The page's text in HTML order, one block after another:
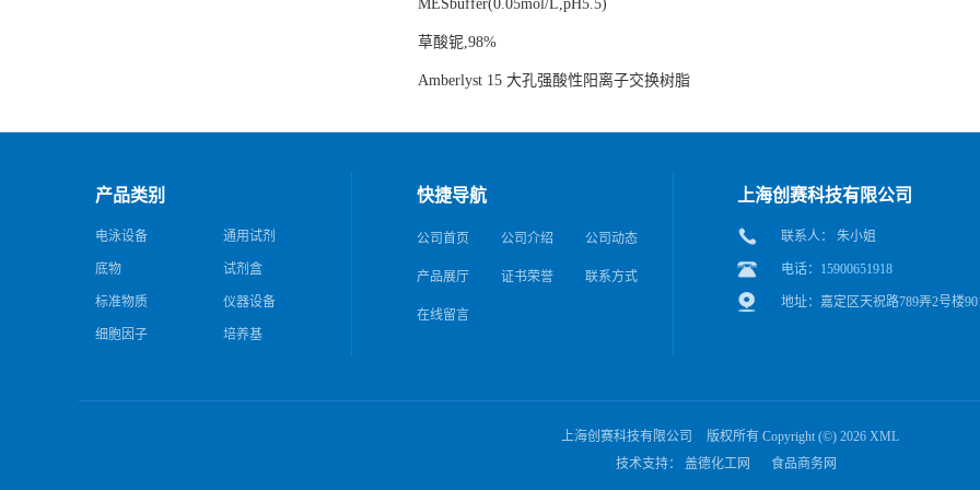
MESbuffer(0.05mol/L,pH5.5)
草酸铌,98%
Amberlyst 15 大孔强酸性阳离子交换树脂
产品类别
电泳设备 通用试剂
底物 试剂盒
标准物质 仪器设备
细胞因子 培养基
快捷导航
公司首页 公司介绍 公司动态
产品展厅 证书荣誉 联系方式
在线留言
上海创赛科技有限公司
联系人： 朱小姐
电话：15900651918
地址：嘉定区天祝路789弄2号楼
上海创赛科技有限公司 版权所有 Copyright (©) 2026 XML
技术支持： 盖德化工网 食品商务网